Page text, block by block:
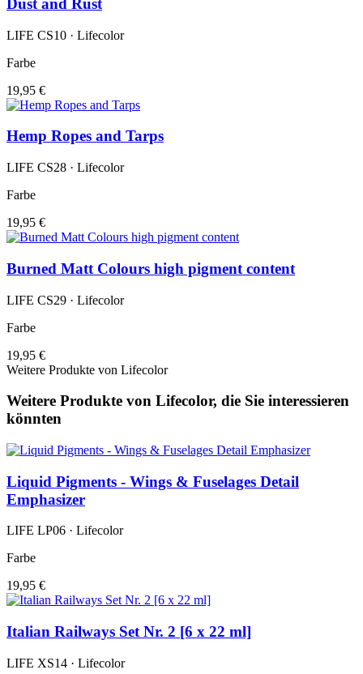
Dust and Rust
LIFE CS10 · Lifecolor
Farbe
19,95 €
Hemp Ropes and Tarps
LIFE CS28 · Lifecolor
Farbe
19,95 €
Burned Matt Colours high pigment content
LIFE CS29 · Lifecolor
Farbe
19,95 €
Weitere Produkte von Lifecolor
Weitere Produkte von Lifecolor, die Sie interessieren
könnten
Liquid Pigments - Wings & Fuselages Detail
Emphasizer
LIFE LP06 · Lifecolor
Farbe
19,95 €
Italian Railways Set Nr. 2 [6 x 22 ml]
LIFE XS14 · Lifecolor